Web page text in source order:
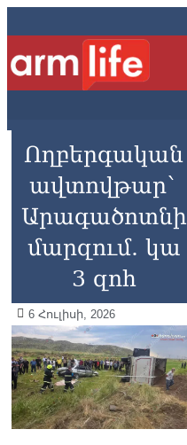
Ողբերգական
ավտովթար`
Արագածոտնի
մարզում. կա
3 զոհ
6 Հուլիսի, 2026